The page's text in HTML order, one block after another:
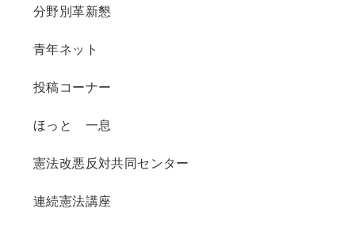
分野別革新懇
青年ネット
投稿コーナー
ほっと 一息
憲法改悪反対共同センター
連続憲法講座